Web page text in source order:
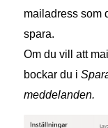
mailadress som
spara.
Om du vill att
bockar du i
meddelanden.